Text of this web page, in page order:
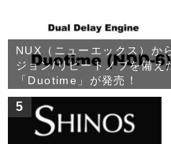
NUX（ニューエックス）か
ジョン/リピートノブを備え
「Duotime」が発売！
5